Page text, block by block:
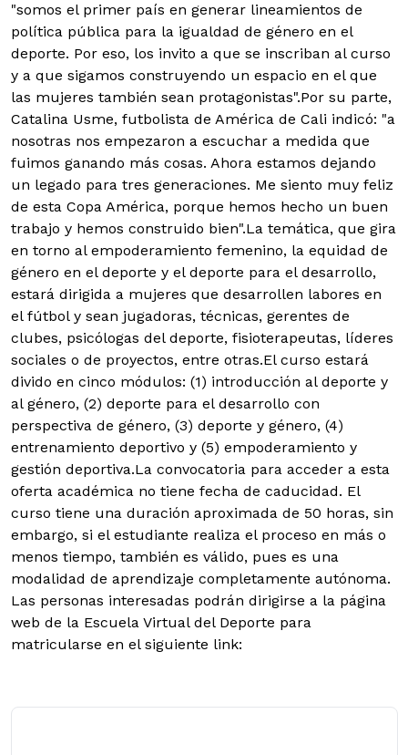
"somos el primer país en generar lineamientos de
política pública para la igualdad de género en el
deporte. Por eso, los invito a que se inscriban al curso
y a que sigamos construyendo un espacio en el que
las mujeres también sean protagonistas".Por su parte,
Catalina Usme, futbolista de América de Cali indicó: "a
nosotras nos empezaron a escuchar a medida que
fuimos ganando más cosas. Ahora estamos dejando
un legado para tres generaciones. Me siento muy feliz
de esta Copa América, porque hemos hecho un buen
trabajo y hemos construido bien".La temática, que gira
en torno al empoderamiento femenino, la equidad de
género en el deporte y el deporte para el desarrollo,
estará dirigida a mujeres que desarrollen labores en
el fútbol y sean jugadoras, técnicas, gerentes de
clubes, psicólogas del deporte, fisioterapeutas, líderes
sociales o de proyectos, entre otras.El curso estará
divido en cinco módulos: (1) introducción al deporte y
al género, (2) deporte para el desarrollo con
perspectiva de género, (3) deporte y género, (4)
entrenamiento deportivo y (5) empoderamiento y
gestión deportiva.La convocatoria para acceder a esta
oferta académica no tiene fecha de caducidad. El
curso tiene una duración aproximada de 50 horas, sin
embargo, si el estudiante realiza el proceso en más o
menos tiempo, también es válido, pues es una
modalidad de aprendizaje completamente autónoma.
Las personas interesadas podrán dirigirse a la página
web de la Escuela Virtual del Deporte para
matricularse en el siguiente link: